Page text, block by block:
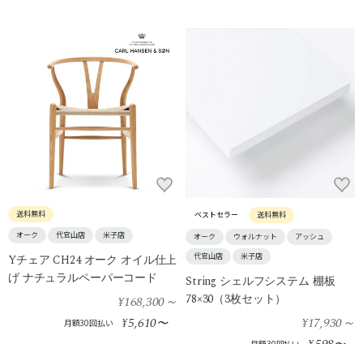
送料無料
オーク
代官山店 米子店
Yチェア CH24 オーク オイル仕上
げ ナチュラルペーパーコード
¥168,300～
月額30回払い ¥5,610〜
ベストセラー 送料無料
オーク ウォルナット
アッシュ
代官山店
米子店
String シェルフシステム 棚板
78×30（3枚セット）
¥17,930～